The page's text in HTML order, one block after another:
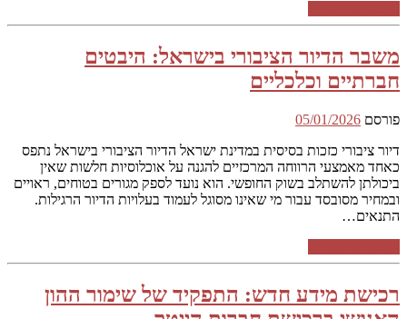
משבר הדיור הציבורי בישראל: היבטים
חברתיים וכלכליים
פורסם 05/01/2026
דיור ציבורי כזכות בסיסית במדינת ישראל הדיור הציבורי בישראל נתפס
כאחד מאמצעי הרווחה המרכזיים להגנה על אוכלוסיות חלשות שאין
ביכולתן להשתלב בשוק החופשי. הוא נועד לספק מגורים בטוחים, ראויים
ובמחיר מסובסד עבור מי שאינו מסוגל לעמוד בעלויות הדיור הרגילות.
התנאים…
רכישת מידע חדש: התפקיד של שימור ההון